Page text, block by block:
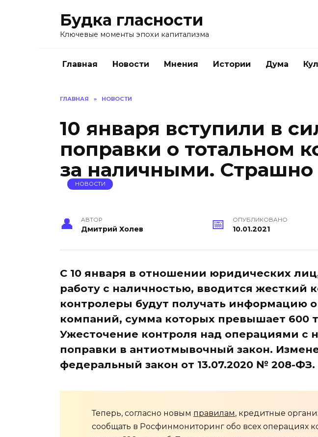
Будка гласности
Ключевые моменты эпохи капитализма
Главная Новости Мнения Истории Дума
ГЛАВНАЯ » НОВОСТИ
10 января вступили в
поправки о тотальном
за наличными. Страшно
НОВОСТИ
АВТОР
Дмитрий Холев
ОПУБЛИКОВАНО
10.01.2021
С 10 января в отношении юридических
работу с наличностью, вводится жесткий
контролеры будут получать информацию
компаний, сумма которых превышает 600
Ужесточение контроля над операциями с
поправки в антиотмывочный закон.
федеральный закон от 13.07.2020 № 208-ФЗ.
Теперь, согласно новым правилам, кредитные
сообщать в Росфинмониторинг обо всех операциях